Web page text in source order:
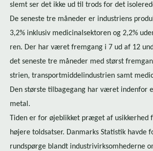
slemt ser det ikke ud til trods for det
De seneste tre måneder er industriens
3,2% inklusiv me­di­ci­nal­sek­to­ren og 2,2%
ren. Der har været fremgang i 7 ud af 12
det seneste tre måneder med størst
stri­en, trans­port­mid­de­lin­du­stri­en samt
Den største tilbagegang har været indenfor
metal.
Tiden er for øjeblikket præget af usikkerhed
højere toldsatser. Danmarks Statistik havde
rundspørge blandt in­du­stri­virk­som­he­der­ne